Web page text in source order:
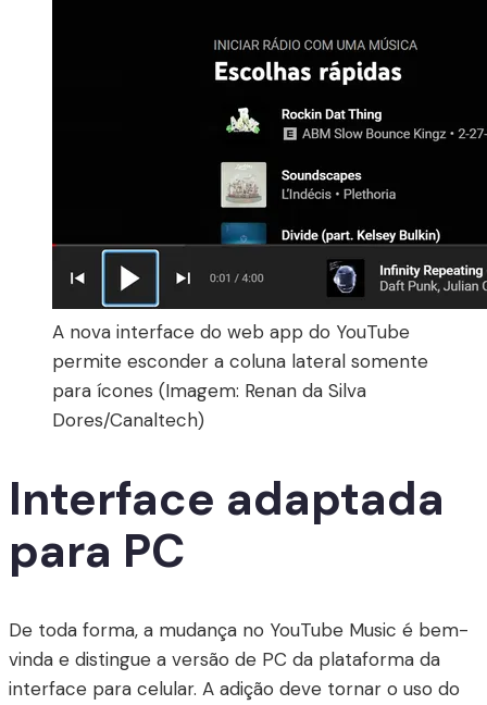
A nova interface do web app do YouTube
permite esconder a coluna lateral somente
para ícones (Imagem: Renan da Silva
Dores/Canaltech)
Interface adaptada
para PC
De toda forma, a mudança no YouTube Music é bem-
vinda e distingue a versão de PC da plataforma da
interface para celular. A adição deve tornar o uso do